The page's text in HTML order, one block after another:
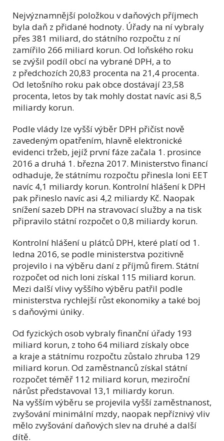
Nejvýznamnější položkou v daňových příjmech
byla daň z přidané hodnoty. Úřady na ní vybraly
přes 381 miliard, do státního rozpočtu z ní
zamířilo 266 miliard korun. Od loňského roku
se zvýšil podíl obcí na vybrané DPH, a to
z předchozích 20,83 procenta na 21,4 procenta.
Od letošního roku pak obce dostávají 23,58
procenta, letos by tak mohly dostat navíc asi 8,5
miliardy korun.
Podle vlády lze vyšší výběr DPH přičíst nově
zavedeným opatřením, hlavně elektronické
evidenci tržeb, jejíž první fáze začala 1. prosince
2016 a druhá 1. března 2017. Ministerstvo financí
odhaduje, že státnímu rozpočtu přinesla loni EET
navíc 4,1 miliardy korun. Kontrolní hlášení k DPH
pak přineslo navíc asi 4,2 miliardy Kč. Naopak
snížení sazeb DPH na stravovací služby a na tisk
připravilo státní rozpočet o 0,8 miliardy korun.
Kontrolní hlášení u plátců DPH, které platí od 1.
ledna 2016, se podle ministerstva pozitivně
projevilo i na výběru daní z příjmů firem. Státní
rozpočet od nich loni získal 115 miliard korun.
Mezi další vlivy vyššího výběru patřil podle
ministerstva rychlejší růst ekonomiky a také boj
s daňovými úniky.
Od fyzických osob vybraly finanční úřady 193
miliard korun, z toho 64 miliard získaly obce
a kraje a státnímu rozpočtu zůstalo zhruba 129
miliard korun. Od zaměstnanců získal státní
rozpočet téměř 112 miliard korun, meziroční
nárůst představoval 13,1 miliardy korun.
Na vyšším výběru se projevila vyšší zaměstnanost,
zvyšování minimální mzdy, naopak nepříznivý vliv
mělo zvyšování daňových slev na druhé a další
dítě.